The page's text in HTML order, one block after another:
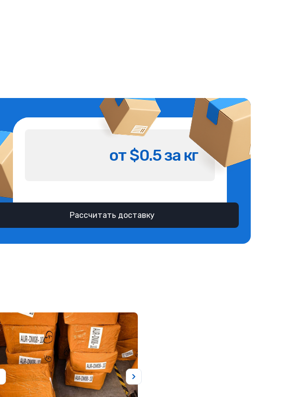
Рассчитать доставку
от $0.5 за кг